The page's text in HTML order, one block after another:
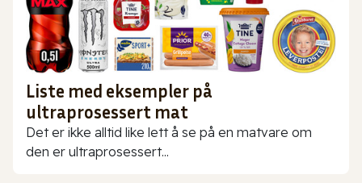
Liste med eksempler på
ultraprosessert mat
Det er ikke alltid like lett å se på en matvare om
den er ultraprosessert...